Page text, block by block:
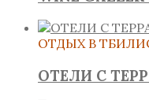
ОТДЫХ В
ОТЕЛИ С